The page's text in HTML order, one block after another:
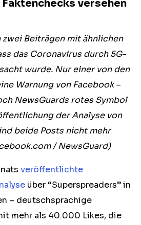
versehen
Beiträgen mit ähnlichen
das Coronavirus durch 5G-
wurde. Nur einer von den
Warnung von Facebook –
NewsGuards rotes Symbol
der Analyse von
beide Posts nicht mehr
/ NewsGuard)
veröffentlichte
über “Superspreaders” in
– deutschsprachige
mehr als 40.000 Likes, die